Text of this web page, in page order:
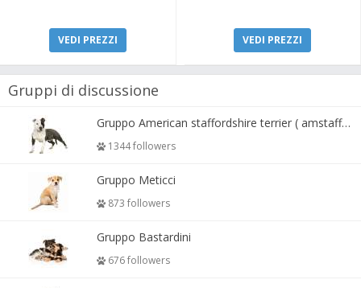
VEDI PREZZI VEDI PREZZI
Gruppi di discussione
Gruppo American staffordshire terrier ( amstaff, amastaff )
1344 followers
Gruppo Meticci
873 followers
Gruppo Bastardini
676 followers